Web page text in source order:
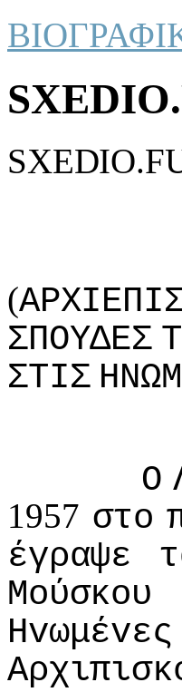
(
ΣΠΟΥΔΕΣ
ΣΤIΣ
Ο
1957 στo
έγραψε
Μoύσκoυ
Ηvωμέvες